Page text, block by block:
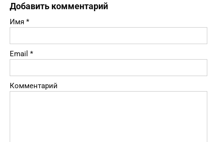
Добавить комментарий
Имя *
Email *
Комментарий